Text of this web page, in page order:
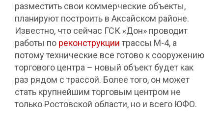
разместить свои коммерческие объекты,
планируют построить в Аксайском районе.
Известно, что сейчас ГСК «Дон» проводит
работы по реконструкции трассы М-4, а
потому технические все готово к сооружению
торгового центра – новый объект будет как
раз рядом с трассой. Более того, он может
стать крупнейшим торговым центром не
только Ростовской области, но и всего ЮФО.